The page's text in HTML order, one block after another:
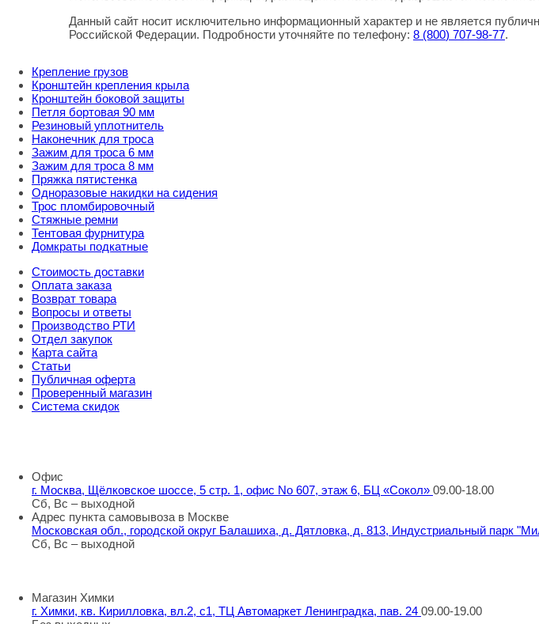
Данный сайт носит исключительно информационный характер и не является
Российской Федерации. Подробности уточняйте по телефону: 8 (800) 707-98-77.
Крепление грузов
Кронштейн крепления крыла
Кронштейн боковой защиты
Петля бортовая 90 мм
Резиновый уплотнитель
Наконечник для троса
Зажим для троса 6 мм
Зажим для троса 8 мм
Пряжка пятистенка
Одноразовые накидки на сидения
Трос пломбировочный
Стяжные ремни
Тентовая фурнитура
Домкраты подкатные
Стоимость доставки
Оплата заказа
Возврат товара
Вопросы и ответы
Производство РТИ
Отдел закупок
Карта сайта
Статьи
Публичная оферта
Проверенный магазин
Система скидок
Офис
г. Москва, Щёлковское шоссе, 5 стр. 1, офис No 607, этаж 6, БЦ «Сокол» 09.00-18.00
Сб, Вс – выходной
Адрес пункта самовывоза в Москве
Московская обл., городской округ Балашиха, д. Дятловка, д. 813, Индустриальный парк
Сб, Вс – выходной
Магазин Химки
г. Химки, кв. Кирилловка, вл.2, с1, ТЦ Автомаркет Ленинградка, пав. 24 09.00-19.00